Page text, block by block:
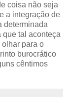
coisa não seja
a integração de
determinada
que tal aconteça
para o
burocrático
cêntimos